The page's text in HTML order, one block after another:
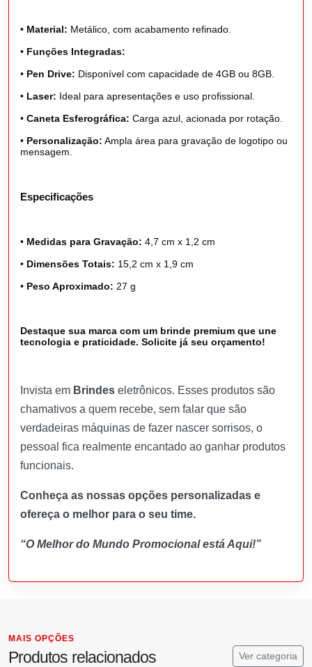
• Material: Metálico, com acabamento refinado.
• Funções Integradas:
• Pen Drive: Disponível com capacidade de 4GB ou 8GB.
• Laser: Ideal para apresentações e uso profissional.
• Caneta Esferográfica: Carga azul, acionada por rotação.
• Personalização: Ampla área para gravação de logotipo ou
mensagem.
Especificações
• Medidas para Gravação: 4,7 cm x 1,2 cm
• Dimensões Totais: 15,2 cm x 1,9 cm
• Peso Aproximado: 27 g
Destaque sua marca com um brinde premium que une
tecnologia e praticidade. Solicite já seu orçamento!
Invista em Brindes eletrônicos. Esses produtos são
chamativos a quem recebe, sem falar que são
verdadeiras máquinas de fazer nascer sorrisos, o
pessoal fica realmente encantado ao ganhar produtos
funcionais.
Conheça as nossas opções personalizadas e
ofereça o melhor para o seu time.
“O Melhor do Mundo Promocional está Aqui!”
MAIS OPÇÕES
Produtos relacionados Ver categoria